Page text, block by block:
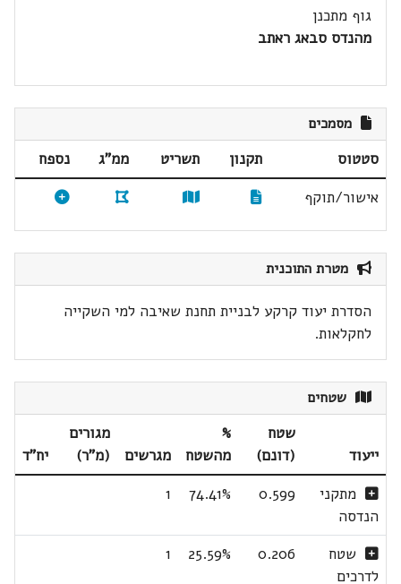
גוף מתכנן
מהנדס סבאג ראתב
מסמכים
סטטוס תקנון תשריט ממ"ג
נספח
אישור/תוקף
מטרת התוכנית
הסדרת יעוד קרקע לבניית תחנת שאיבה למי השקייה
לחקלאות.
שטחים
ייעוד
שטח
(דונם)
%
מהשטח
מגרשים
מגורים
(מ"ר)
יח"ד
מתקני
הנדסה
0.599
74.41%
1
שטח
לדרכים
0.206
25.59%
1